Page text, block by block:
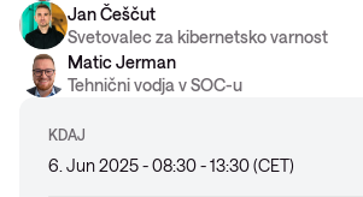
Jan Češčut
Svetovalec za kibernetsko varnost
Matic Jerman
Tehnični vodja v SOC-u
KDAJ
6. Jun 2025 - 08:30 - 13:30 (CET)